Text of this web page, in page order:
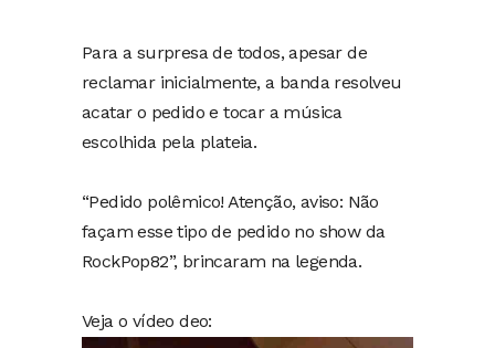
Para a surpresa de todos, apesar de
reclamar inicialmente, a banda resolveu
acatar o pedido e tocar a música
escolhida pela plateia.
“Pedido polêmico! Atenção, aviso: Não
façam esse tipo de pedido no show da
RockPop82”, brincaram na legenda.
Veja o vídeo deo: